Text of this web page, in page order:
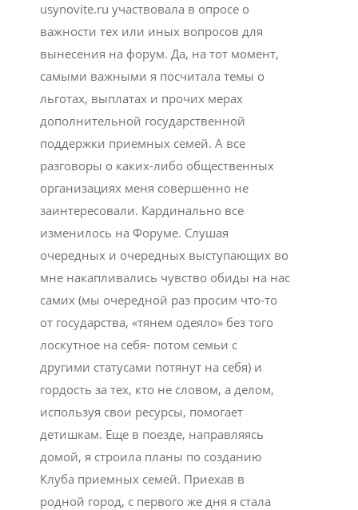
usynovite.ru участвовала в опросе о
важности тех или иных вопросов для
вынесения на форум. Да, на тот момент,
самыми важными я посчитала темы о
льготах, выплатах и прочих мерах
дополнительной государственной
поддержки приемных семей. А все
разговоры о каких-либо общественных
организациях меня совершенно не
заинтересовали. Кардинально все
изменилось на Форуме. Слушая
очередных и очередных выступающих во
мне накапливались чувство обиды на нас
самих (мы очередной раз просим что-то
от государства, «тянем одеяло» без того
лоскутное на себя- потом семьи с
другими статусами потянут на себя) и
гордость за тех, кто не словом, а делом,
используя свои ресурсы, помогает
детишкам. Еще в поезде, направляясь
домой, я строила планы по созданию
Клуба приемных семей. Приехав в
родной город, с первого же дня я стала